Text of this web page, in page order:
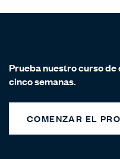
Prueba nuestro curso
cinco semanas.
COMENZAR EL